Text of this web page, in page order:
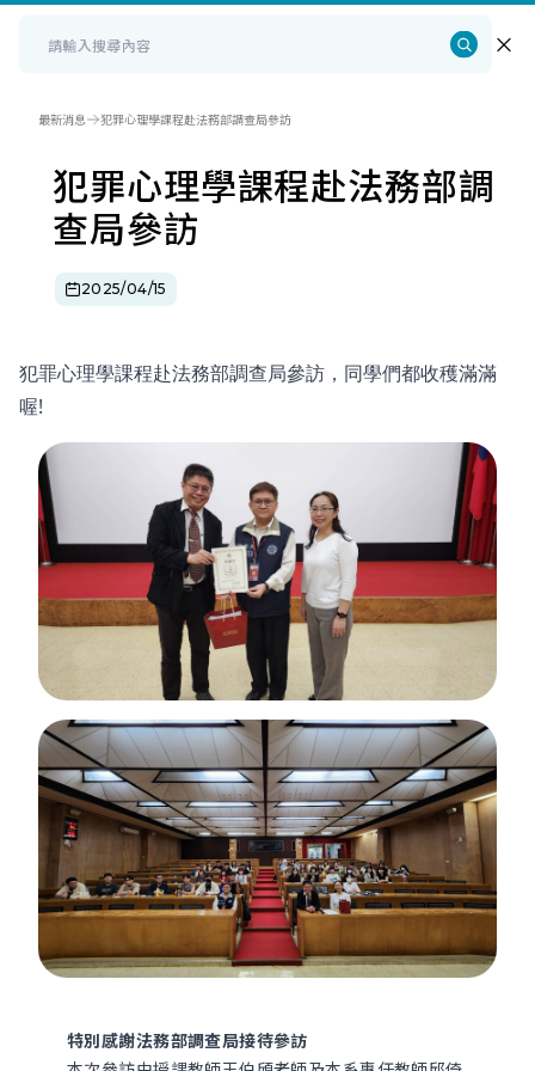
最新消息 犯罪心理學課程赴法務部調查局參訪
犯罪心理學課程赴法務部調
查局參訪
2025/04/15
犯罪心理學課程赴法務部調查局參訪，同學們都收穫滿滿
喔!
特別感謝法務部調查局接待參訪